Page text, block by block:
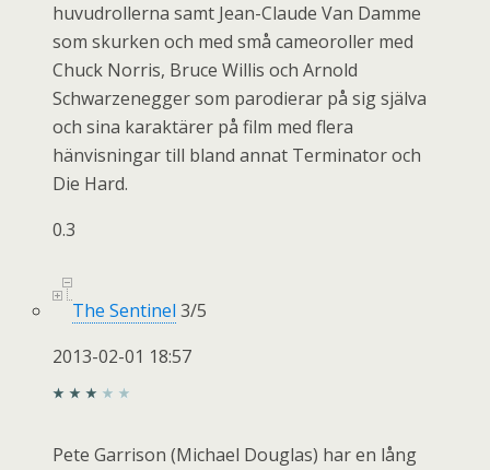
huvudrollerna samt Jean-Claude Van Damme
som skurken och med små cameoroller med
Chuck Norris, Bruce Willis och Arnold
Schwarzenegger som parodierar på sig själva
och sina karaktärer på film med flera
hänvisningar till bland annat Terminator och
Die Hard.
0.3
The Sentinel 3/5
2013-02-01 18:57
Pete Garrison (Michael Douglas) har en lång